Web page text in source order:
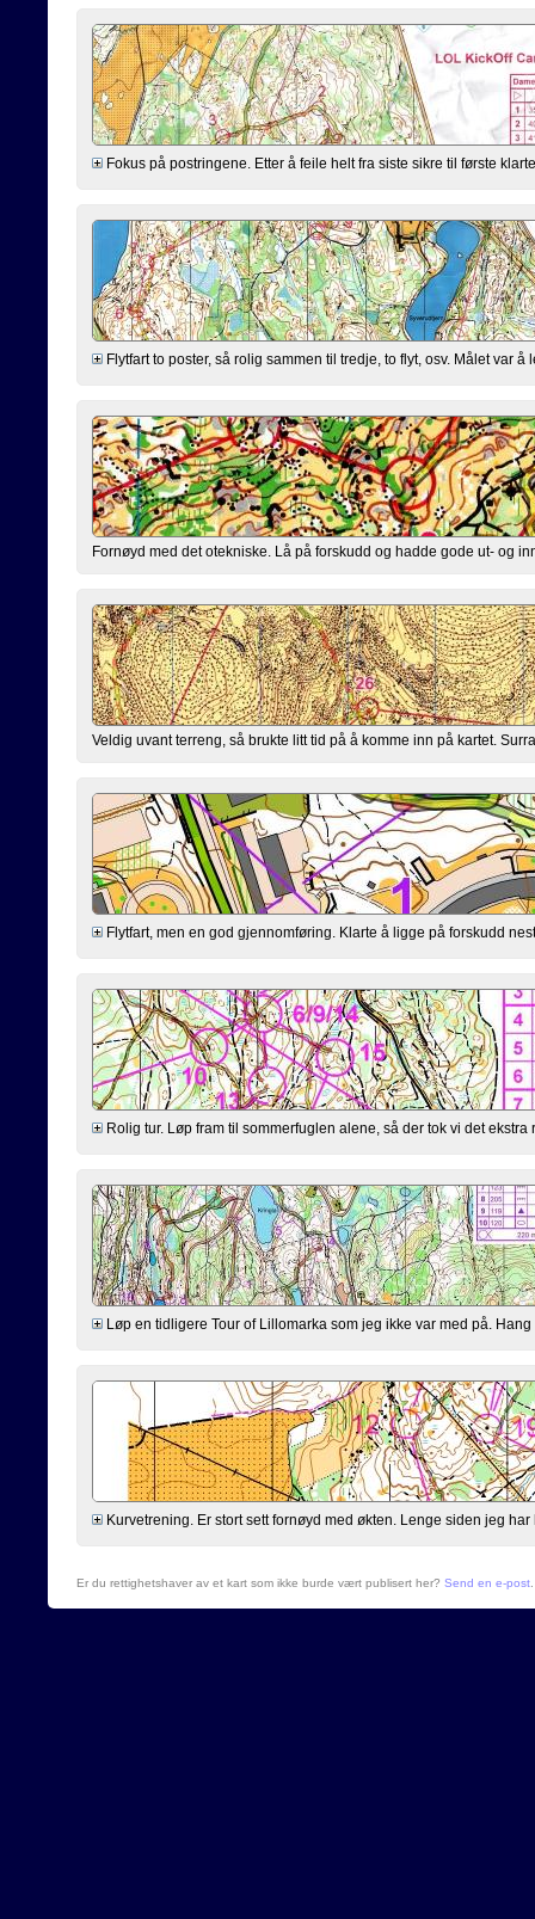
Fokus på postringene. Etter å feile helt fra siste sikre til første
Flytfart to poster, så rolig sammen til tredje, to flyt, osv. Målet var
Fornøyd med det otekniske. Lå på forskudd og hadde gode ut- og
Veldig uvant terreng, så brukte litt tid på å komme inn på kartet.
Flytfart, men en god gjennomføring. Klarte å ligge på forskudd
Rolig tur. Løp fram til sommerfuglen alene, så der tok vi det
Løp en tidligere Tour of Lillomarka som jeg ikke var med på.
Kurvetrening. Er stort sett fornøyd med økten. Lenge siden jeg
Er du rettighetshaver av et kart som ikke burde vært publisert her? Send en e-post